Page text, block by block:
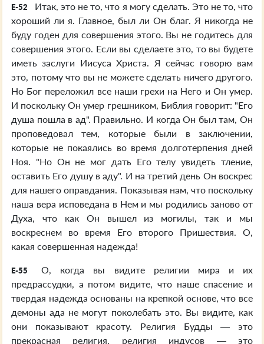
E-52
Итак, это не то, что я могу сделать. Это не то, что
хороший ли я. Главное, был ли Он благ. Я никогда не
буду годен для совершения этого. Вы не годитесь для
совершения этого. Если вы сделаете это, то вы будете
иметь заслуги Иисуса Христа. Я сейчас говорю вам
это, потому что вы не можете сделать ничего другого.
Но Бог переложил все наши грехи на Него и Он умер.
И поскольку Он умер грешником, Библия говорит: "Его
душа пошла в ад". Правильно. И когда Он был там, Он
проповедовал тем, которые были в заключении,
которые не покаялись во время долготерпения дней
Ноя. "Но Он не мог дать Его телу увидеть тление,
оставить Его душу в аду". И на третий день Он воскрес
для нашего оправдания. Показывая нам, что поскольку
наша вера исповедана в Нем и мы родились заново от
Духа, что как Он вышел из могилы, так и мы
воскреснем во время Его второго Пришествия. О,
какая совершенная надежда!
E-55
О, когда вы видите религии мира и их
предрассудки, а потом видите, что наше спасение и
твердая надежда основаны на крепкой основе, что все
демоны ада не могут поколебать это. Вы видите, как
они показывают красоту. Религия Будды — это
прекрасная религия, религия индусов — это